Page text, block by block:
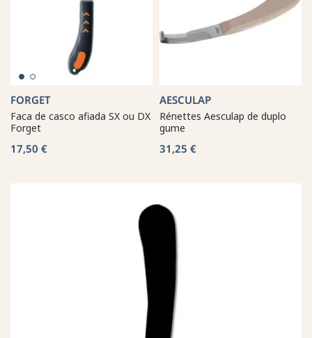
FORGET
Faca de casco afiada SX ou DX
Forget
17,50 €
AESCULAP
Rénettes Aesculap de duplo
gume
31,25 €